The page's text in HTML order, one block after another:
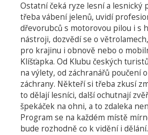
Ostatní čeká ryze lesní a lesnický
třeba vábení jelenů, uvidí
dřevorubců s motorovou pilou i s
nástroji, dozvědí se o
pro krajinu i obnově nebo o
Klíšťapka. Od Klubu českých
na výlety, od záchranářů poučení
záchrany. Někteří si třeba zkusí
to dělají lesníci, další ochutnají
špekáček na ohni, a to zdaleka
Program se na každém místě
bude rozhodně co k vidění i dělání.